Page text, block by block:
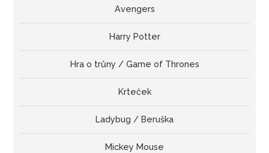
Avengers
Harry Potter
Hra o trůny / Game of Thrones
Krteček
Ladybug / Beruška
Mickey Mouse